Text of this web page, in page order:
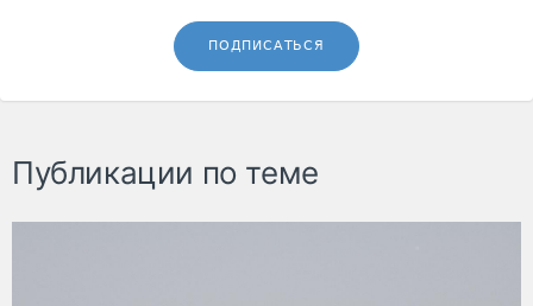
ПОДПИСАТЬСЯ
Публикации по теме